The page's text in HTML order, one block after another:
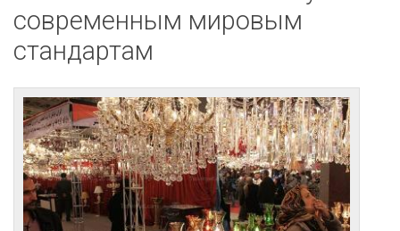
современным мировым
стандартам